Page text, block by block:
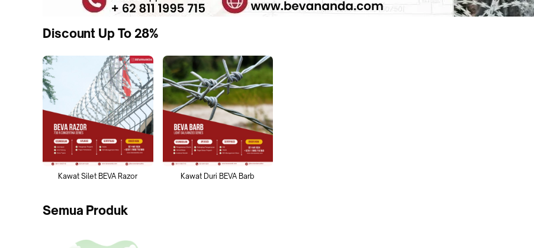
Discount Up To 28%
Kawat Silet BEVA Razor Kawat Duri BEVA Barb
Semua Produk